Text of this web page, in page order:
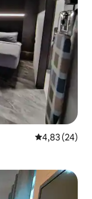
Évaluation
4,83 (24)